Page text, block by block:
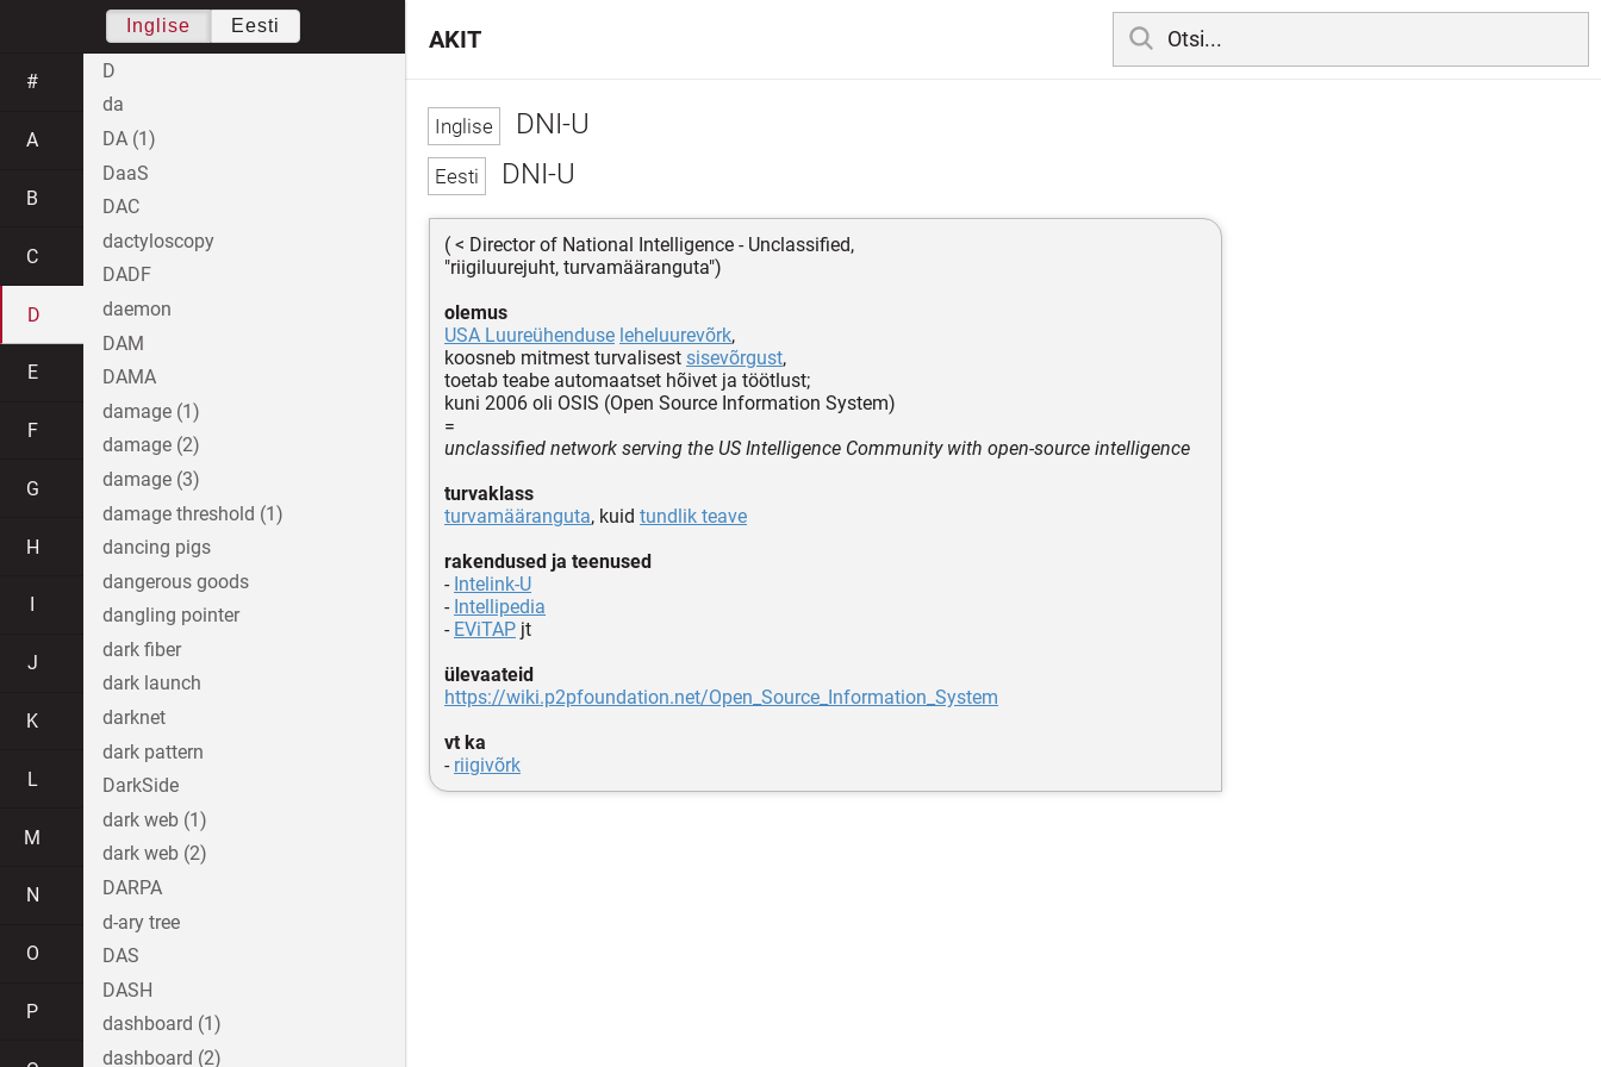
DNI-U
DNI-U
( < Director of National Intelligence - Unclassified,
"riigiluurejuht, turvamääranguta")
olemus
USA Luureühenduse leheluurevõrk,
koosneb mitmest turvalisest sisevõrgust,
toetab teabe automaatset hõivet ja töötlust;
kuni 2006 oli OSIS (Open Source Information System)
=
unclassified network serving the US Intelligence Community with open-source intelligence
turvaklass
turvamääranguta, kuid tundlik teave
rakendused ja teenused
- Intelink-U
- Intellipedia
- EViTAP jt
ülevaateid
https://wiki.p2pfoundation.net/Open_Source_Information_System
vt ka
- riigivõrk
AKIT
Inglise Eesti
#
A
B
C
D
E
F
G
H
J
K
L
M
N
O
P
D
da
DA (1)
DaaS
DAC
dactyloscopy
DADF
daemon
DAM
DAMA
damage (1)
damage (2)
damage (3)
damage threshold (1)
dancing pigs
dangerous goods
dangling pointer
dark fiber
dark launch
darknet
dark pattern
DarkSide
dark web (1)
dark web (2)
DARPA
d-ary tree
DAS
DASH
dashboard (1)
dashboard (2)